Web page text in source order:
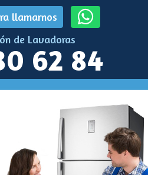
llamarnos
de Lavadoras
62 84